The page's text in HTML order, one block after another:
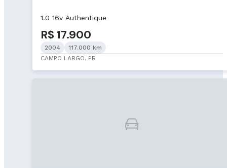
1.0 16v Authentique
R$ 17.900
2004
117.000 km
CAMPO LARGO, PR